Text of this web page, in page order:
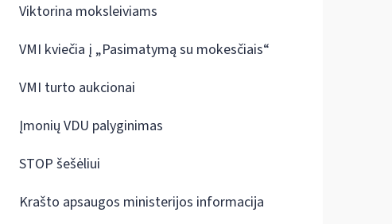
Viktorina moksleiviams
VMI kviečia į „Pasimatymą su mokesčiais“
VMI turto aukcionai
Įmonių VDU palyginimas
STOP šešėliui
Krašto apsaugos ministerijos informacija